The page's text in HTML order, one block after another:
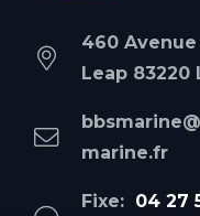
460
Leap 83220
marine.fr
Fixe: 04 27